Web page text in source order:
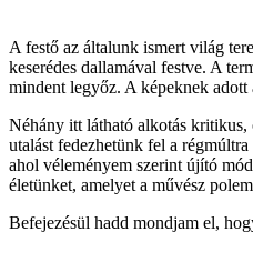
A festő az általunk ismert világ
keserédes dallamával festve. A
mindent legyőz. A képeknek adott
Néhány itt látható alkotás kritikus,
utalást fedezhetünk fel a
ahol véleményem szerint újító
életünket, amelyet a művész
Befejezésül hadd mondjam el,